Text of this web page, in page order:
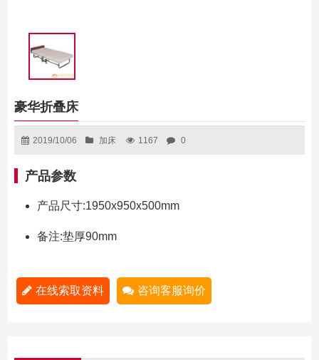
豪华折叠床
2019/10/06 加床 1167 0
产品参数
产品尺寸:1950x950x500mm
备注:垫厚90mm
在线索取资料 咨询客服询价